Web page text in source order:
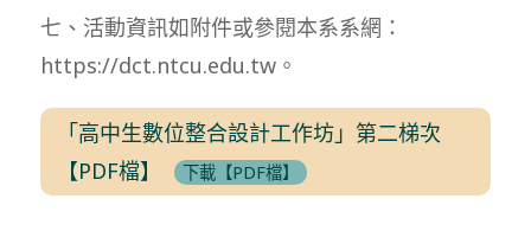
七、活動資訊如附件或參閱本系系網：
https://dct.ntcu.edu.tw。
「高中生數位整合設計工作坊」第二梯次
【PDF檔】
下載【PDF檔】